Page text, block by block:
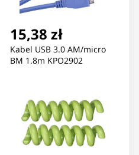
15,38 zł
Kabel USB 3.0 AM/micro
BM 1.8m KPO2902